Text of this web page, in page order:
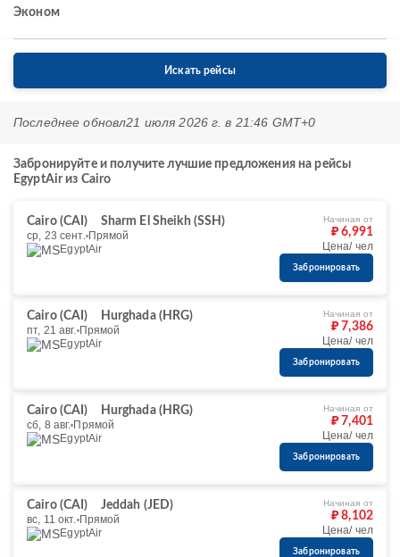
Эконом
Искать рейсы
Последнее обновл21 июля 2026 г. в 21:46 GMT+0
Забронируйте и получите лучшие предложения на рейсы
EgyptAir из Cairo
Cairo (CAI)
Sharm El Sheikh (SSH)
ср, 23 сент. Прямой
EgyptAir
Начиная от
₽ 6,991
Цена/ чел
Забронировать
Cairo (CAI)
Hurghada (HRG)
пт, 21 авг. Прямой
EgyptAir
Начиная от
₽ 7,386
Цена/ чел
Забронировать
Cairo (CAI)
Hurghada (HRG)
сб, 8 авг. Прямой
EgyptAir
Начиная от
₽ 7,401
Цена/ чел
Забронировать
Cairo (CAI)
Jeddah (JED)
вс, 11 окт. Прямой
EgyptAir
Начиная от
₽ 8,102
Цена/ чел
Забронировать